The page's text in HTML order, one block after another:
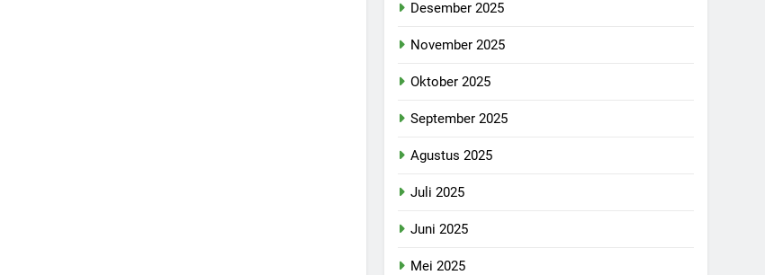
Desember 2025
November 2025
Oktober 2025
September 2025
Agustus 2025
Juli 2025
Juni 2025
Mei 2025